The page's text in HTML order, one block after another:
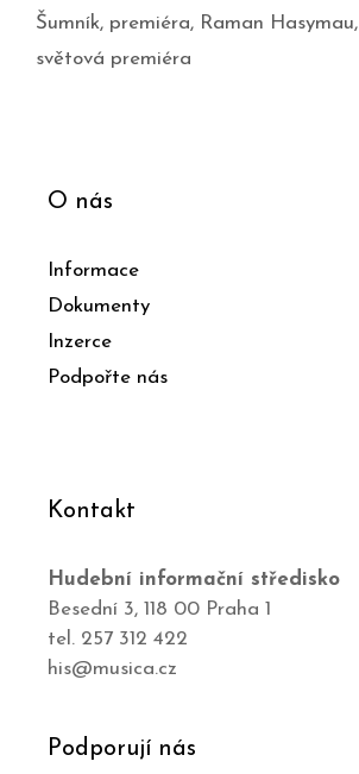
Šumník, premiéra, Raman Hasymau,
světová premiéra
O nás
Informace
Dokumenty
Inzerce
Podpořte nás
Kontakt
Hudební informační středisko
Besední 3, 118 00 Praha 1
tel. 257 312 422
his@musica.cz
Podporují nás